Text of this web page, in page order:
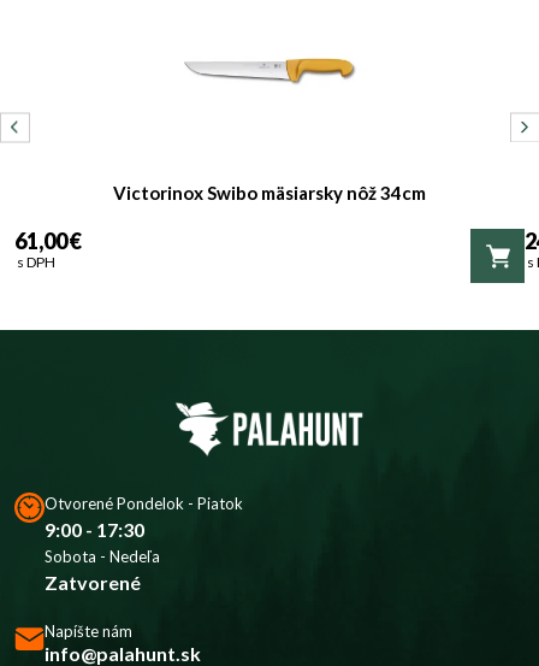
Victorinox Swibo mäsiarsky nôž 34cm
61,00 €
s DPH s
Otvorené Pondelok - Piatok
9:00 - 17:30
Sobota - Nedeľa
Zatvorené
Napíšte nám
info@palahunt.sk